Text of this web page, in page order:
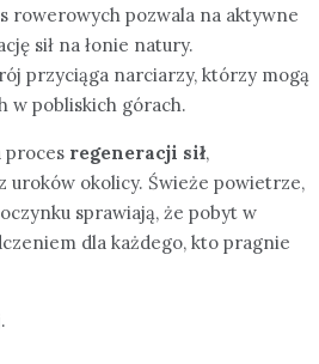
rowerowych pozwala na aktywne
sił na łonie natury.
przyciąga narciarzy, którzy mogą
w pobliskich górach.
proces regeneracji sił,
uroków okolicy. Świeże powietrze,
sprawiają, że pobyt w
dla każdego, kto pragnie
.